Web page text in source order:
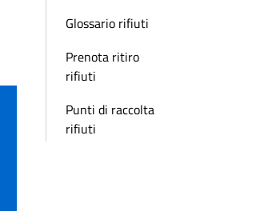
Glossario rifiuti
Prenota ritiro
rifiuti
Punti di raccolta
rifiuti